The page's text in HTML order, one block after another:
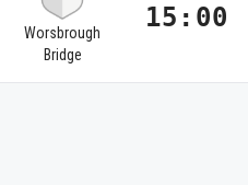
Worsbrough
Bridge
15:00